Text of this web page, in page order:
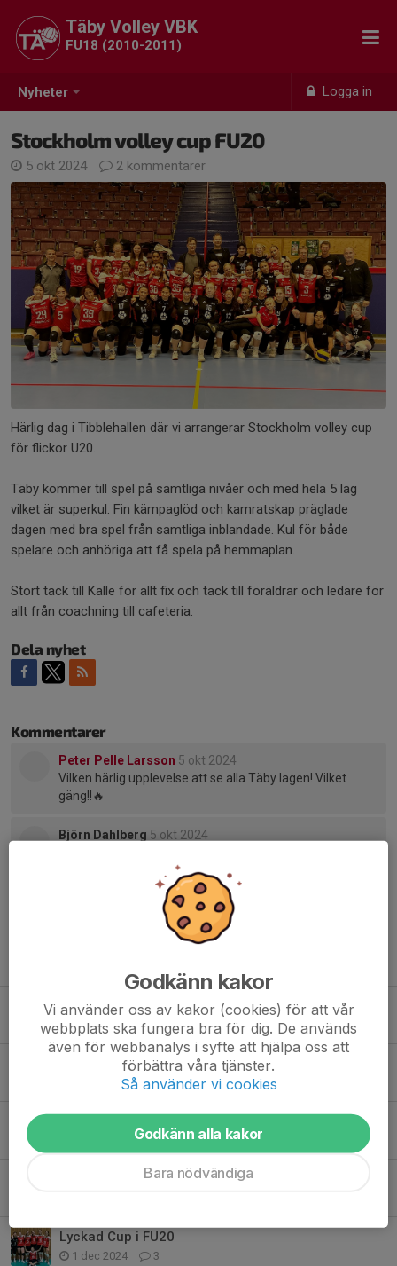
Nyheter Logga in
Täby Volley VBK
FU18 (2010-2011)
Stockholm volley cup FU20
5 okt 2024 2 kommentarer
Härlig dag i Tibblehallen där vi arrangerar Stockholm volley cup
för flickor U20.
Täby kommer till spel på samtliga nivåer och med hela 5 lag
vilket är superkul. Fin kämpaglöd och kamratskap präglade
dagen med bra spel från samtliga inblandade. Kul för både
spelare och anhöriga att få spela på hemmaplan.
Stort tack till Kalle för allt fix och tack till föräldrar och ledare för
allt från coachning till cafeteria.
Dela nyhet
Kommentarer
Peter Pelle Larsson 5 okt 2024
Vilken härlig upplevelse att se alla Täby lagen! Vilket
gäng!!🔥
Björn Dahlberg 5 okt 2024
Bronsmedalj i Öppna JSM
18 maj 2025 6
Brons i U18-slutspelet
27 apr 2025 5
16 mar 2025 3
Bländande spel i Div 3
Lyckad Cup i FU20
1 dec 2024 3
Godkänn kakor
Vi använder oss av kakor (cookies) för att vår
webbplats ska fungera bra för dig. De används
även för webbanalys i syfte att hjälpa oss att
förbättra våra tjänster.
Så använder vi cookies
Godkänn alla kakor
Bara nödvändiga